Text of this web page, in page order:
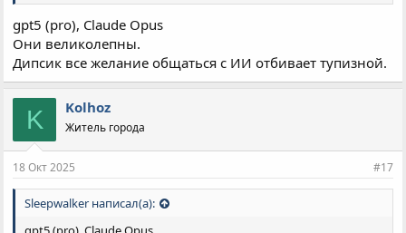
gpt5 (pro), Claude Opus
Они великолепны.
Дипсик все желание общаться с ИИ отбивает тупизной.
K Kolhoz
Житель города
18 Окт 2025 #17
Sleepwalker написал(а):